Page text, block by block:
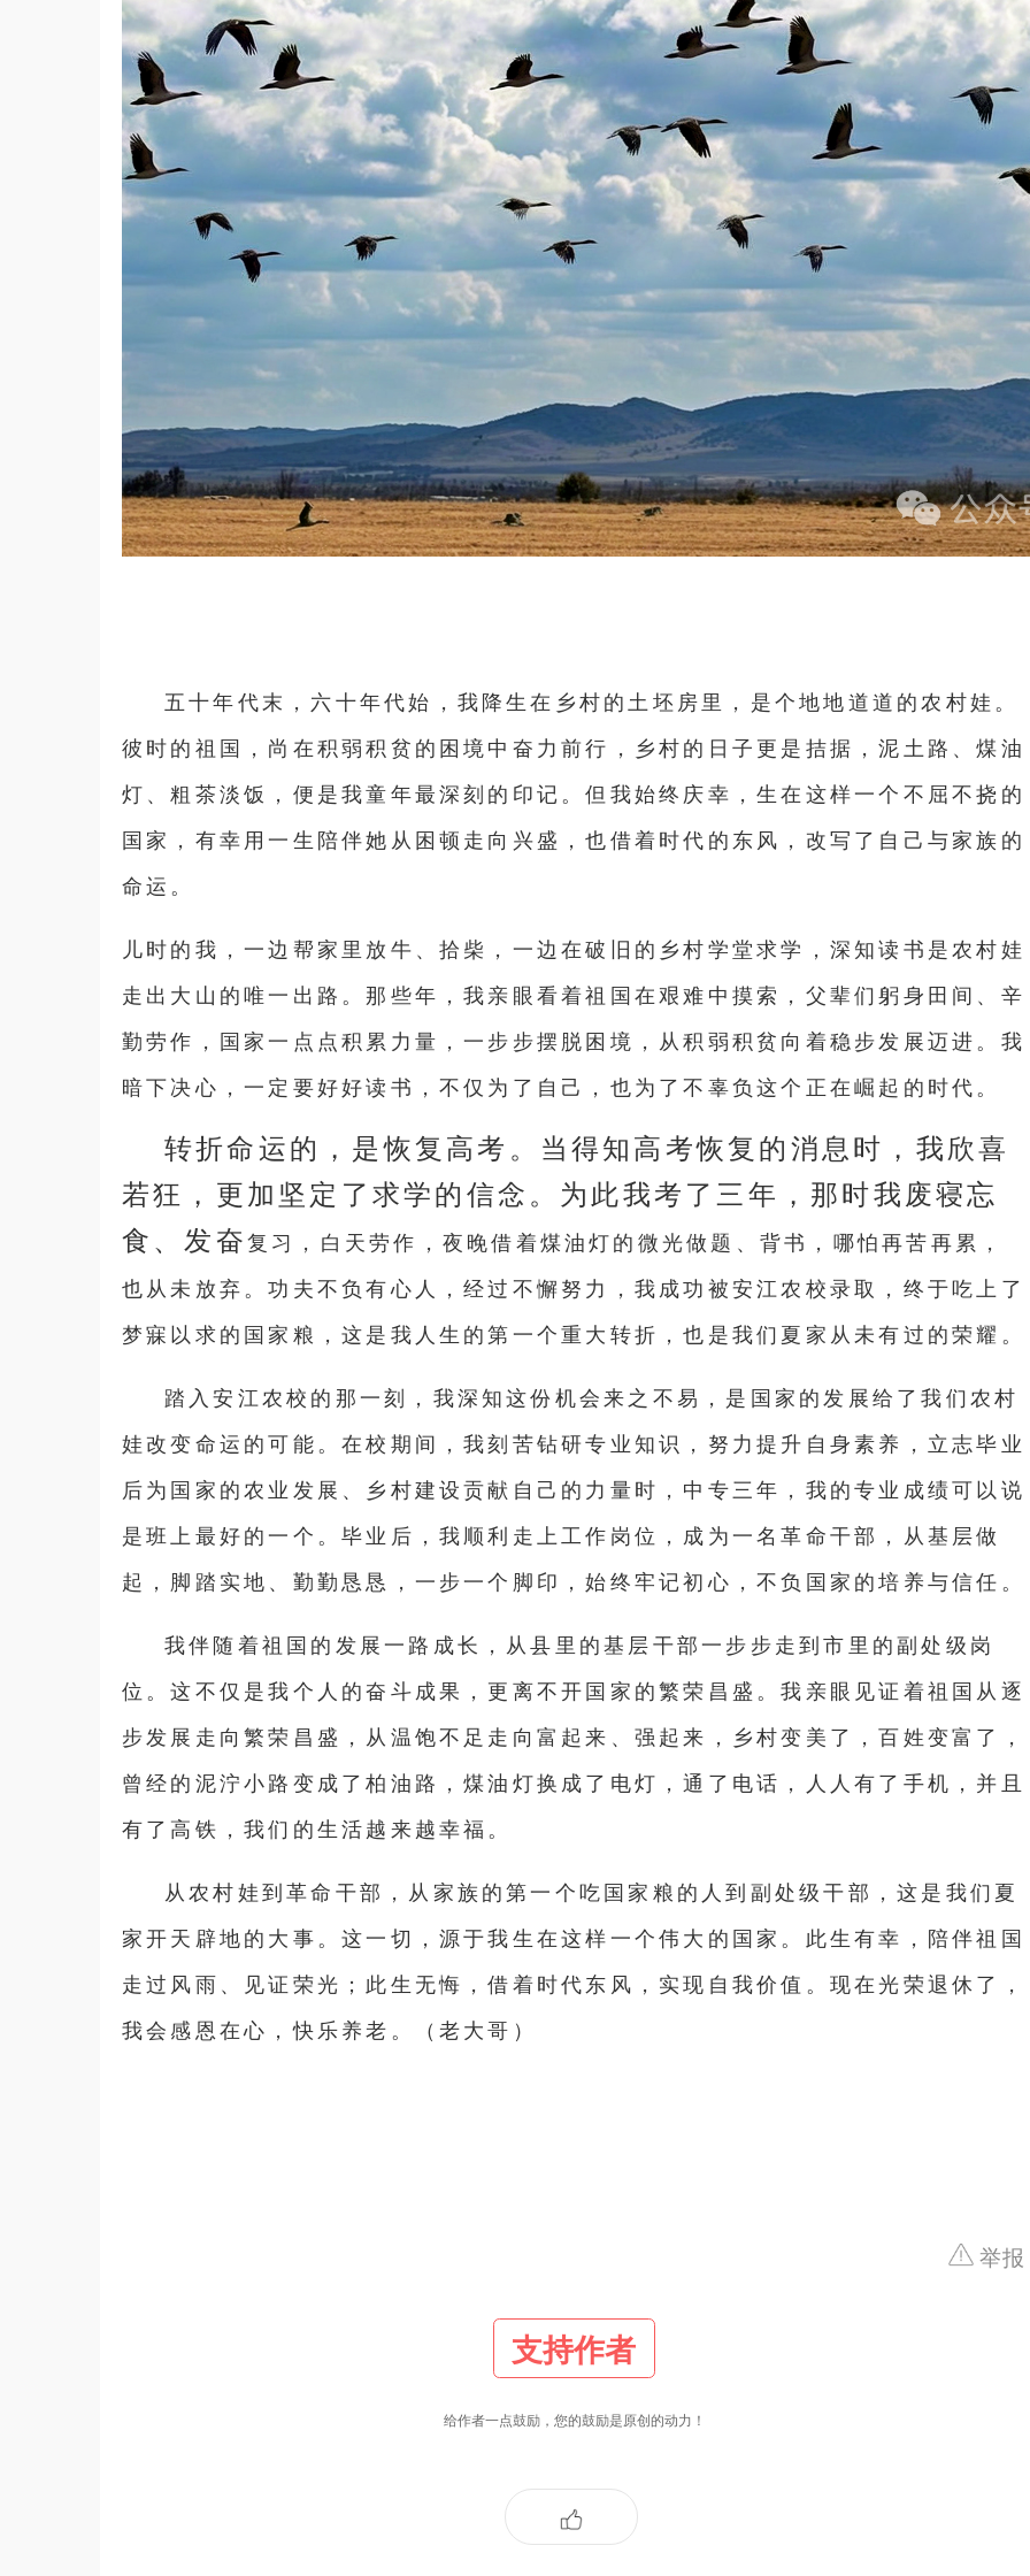
五十年代末，六十年代始，我降生在乡村的土坯房里，是个地地道道的农村娃。
彼时的祖国，尚在积弱积贫的困境中奋力前行，乡村的日子更是拮据，泥土路、煤油
灯、粗茶淡饭，便是我童年最深刻的印记。但我始终庆幸，生在这样一个不屈不挠的
国家，有幸用一生陪伴她从困顿走向兴盛，也借着时代的东风，改写了自己与家族的
命运。
儿时的我，一边帮家里放牛、拾柴，一边在破旧的乡村学堂求学，深知读书是农村娃
走出大山的唯一出路。那些年，我亲眼看着祖国在艰难中摸索，父辈们躬身田间、辛
勤劳作，国家一点点积累力量，一步步摆脱困境，从积弱积贫向着稳步发展迈进。我
暗下决心，一定要好好读书，不仅为了自己，也为了不辜负这个正在崛起的时代。
转折命运的，是恢复高考。当得知高考恢复的消息时，我欣喜
若狂，更加坚定了求学的信念。为此我考了三年，那时我废寝忘
食、发奋复习 ，白天劳作，夜晚借着煤油灯的微光做题、背书，哪怕再苦再累，
也从未放弃。功夫不负有心人，经过不懈努力，我成功被安江农校录取，终于吃上了
梦寐以求的国家粮，这是我人生的第一个重大转折，也是我们夏家从未有过的荣耀。
踏入安江农校的那一刻，我深知这份机会来之不易，是国家的发展给了我们农村
娃改变命运的可能。在校期间，我刻苦钻研专业知识，努力提升自身素养，立志毕业
后为国家的农业发展、乡村建设贡献自己的力量时，中专三年，我的专业成绩可以说
是班上最好的一个。毕业后，我顺利走上工作岗位，成为一名革命干部，从基层做
起，脚踏实地、勤勤恳恳，一步一个脚印，始终牢记初心，不负国家的培养与信任。
我伴随着祖国的发展一路成长，从县里的基层干部一步步走到市里的副处级岗
位。这不仅是我个人的奋斗成果，更离不开国家的繁荣昌盛。我亲眼见证着祖国从逐
步发展走向繁荣昌盛，从温饱不足走向富起来、强起来，乡村变美了，百姓变富了，
曾经的泥泞小路变成了柏油路，煤油灯换成了电灯，通了电话，人人有了手机，并且
有了高铁，我们的生活越来越幸福。
从农村娃到革命干部，从家族的第一个吃国家粮的人到副处级干部，这是我们夏
家开天辟地的大事。这一切，源于我生在这样一个伟大的国家。此生有幸，陪伴祖国
走过风雨、见证荣光；此生无悔，借着时代东风，实现自我价值。现在光荣退休了，
我会感恩在心，快乐养老。（老大哥）
举报
支持作者
给作者一点鼓励，您的鼓励是原创的动力！